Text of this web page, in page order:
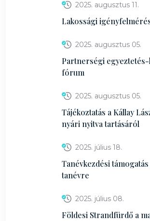
2025. augusztus 11.
Lakossági
2025. augusztus 05.
Partnerségi
fórum
2025. augusztus 05.
Tájékoztatás a Kállay
nyári nyitva tartásáról
2025. július 18.
Tanévkezdési
tanévre
2025. július 08.
Földesi Strandfürdő a